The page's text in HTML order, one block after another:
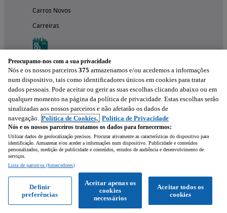
Carros Novos
Carreiras
Experimenta a aplicação
Preocupamo-nos com a sua privacidade
Nós e os nossos parceiros 375 armazenamos e/ou acedemos a informações
num dispositivo, tais como identificadores únicos em cookies para tratar
dados pessoais. Pode aceitar ou gerir as suas escolhas clicando abaixo ou em
qualquer momento na página da política de privacidade. Estas escolhas serão
sinalizadas aos nossos parceiros e não afetarão os dados de
navegação. Política de Cookies, Política de Privacidade
Nós e os nossos parceiros tratamos os dados para fornecermos:
Utilizar dados de geolocalização precisos. Procurar ativamente as características do dispositivo para
identificação. Armazenar e/ou aceder a informações num dispositivo. Publicidade e conteúdos
personalizados, medição de publicidade e conteúdos, estudos de audiência e desenvolvimento de
serviços.
Lista de parceiros (fornecedores)
Aceitar todos os
cookies
Aceitar apenas os
cookies
necessários
Definir
preferências